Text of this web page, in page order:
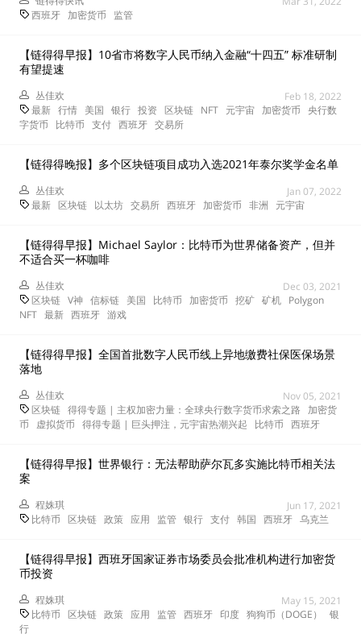
西班牙 加密货币 监管
【链得得早报】10省市将数字人民币纳入金融“十四五” 标准研制
有望提速
丛佳欢
Feb 18, 2022
最新 行情 美国 银行 投资 区块链 NFT 元宇宙 加密货币 央行数
字货币
比特币 支付 西班牙 交易所
【链得得晚报】多个区块链项目成功入选2021年泰尔奖学金名单
丛佳欢
Jan 07, 2022
最新 区块链 以太坊 交易所 西班牙 加密货币 非洲 元宇宙
【链得得早报】Michael Saylor：比特币为世界储备资产，但并
不适合买一杯咖啡
丛佳欢
Dec 03, 2021
区块链 V神 信标链 美国 比特币 加密货币 挖矿 矿机 Polygon
NFT 最新 西班牙 游戏
【链得得早报】全国首批数字人民币线上异地缴费社保医保场景
落地
丛佳欢
Nov 05, 2021
区块链 得得专题 | 主权加密力量：全球央行数字货币求索之路
加密货
币
虚拟货币 得得专题 | 巨头押注，元宇宙热潮兴起 比特币 西班牙
【链得得早报】世界银行：无法帮助萨尔瓦多实施比特币相关法
案
程姝琪
Jun 17, 2021
比特币 区块链 政策 应用 监管 银行 支付 韩国 西班牙 乌克兰
【链得得早报】西班牙国家证券市场委员会批准机构进行加密货
币投资
程姝琪
May 15, 2021
比特币 区块链 政策 应用 监管 西班牙 印度 狗狗币（DOGE）
银
行